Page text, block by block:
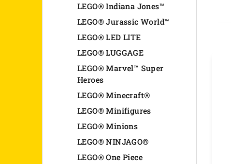
LEGO® Indiana Jones™
LEGO® Jurassic World™
LEGO® LED LITE
LEGO® LUGGAGE
LEGO® Marvel™ Super
Heroes
LEGO® Minecraft®
LEGO® Minifigures
LEGO® Minions
LEGO® NINJAGO®
LEGO® One Piece